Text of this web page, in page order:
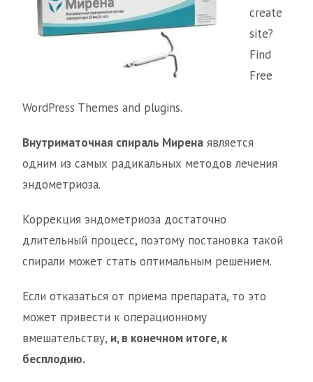
create
site?
Find
Free
WordPress Themes and plugins.
Внутриматочная спираль Мирена является
одним из самых радикальных методов лечения
эндометриоза.
Коррекция эндометриоза достаточно
длительный процесс, поэтому постановка такой
спирали может стать оптимальным решением.
Если отказаться от приема препарата, то это
может привести к операционному
вмешательству, и, в конечном итоге, к
бесплодию.